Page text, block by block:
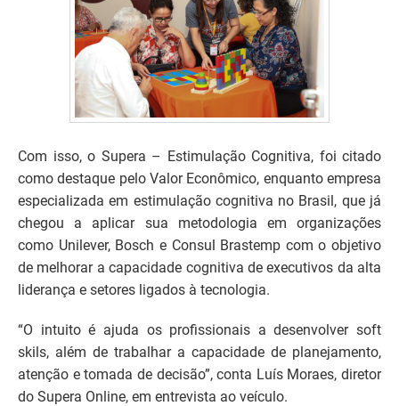
Com isso, o Supera – Estimulação Cognitiva, foi citado
como destaque pelo Valor Econômico, enquanto empresa
especializada em estimulação cognitiva no Brasil, que já
chegou a aplicar sua metodologia em organizações
como Unilever, Bosch e Consul Brastemp com o objetivo
de melhorar a capacidade cognitiva de executivos da alta
liderança e setores ligados à tecnologia.
“O intuito é ajuda os profissionais a desenvolver soft
skils, além de trabalhar a capacidade de planejamento,
atenção e tomada de decisão”, conta Luís Moraes, diretor
do Supera Online, em entrevista ao veículo.